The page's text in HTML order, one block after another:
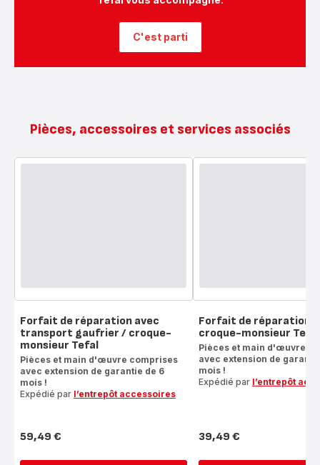
C'est parti
Pièces, accessoires et services associés
Forfait de réparation avec
transport gaufrier / croque-
monsieur Tefal
Pièces et main d'œuvre comprises
avec extension de garantie de 6
mois !
Expédié par l’entrepôt accessoires
Prix
59,49 €
Forfait de réparation
croque-monsieur Tefal
Pièces et main d'œuvre
avec extension de
mois !
Expédié par l’entrepôt
Prix
39,49 €